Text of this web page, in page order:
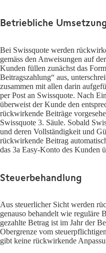
Betriebliche
Bei Swissquote werden
gemäss den Anweisungen auf
Kunden füllen zunächst das
Beitragszahlung“ aus,
zusammen mit allen darin
per Post an Swissquote. Nach
überweist der Kunde den
rückwirkende Beiträge
Swissquote 3. Säule. Sobald
und deren Vollständigkeit und
rückwirkende Beitrag
das 3a Easy-Konto des Kunden
Steuerbehandlung
Aus steuerlicher Sicht werden
genauso behandelt wie reguläre
gezahlte Betrag ist im Jahr der
Obergrenze vom
gibt keine rückwirkende